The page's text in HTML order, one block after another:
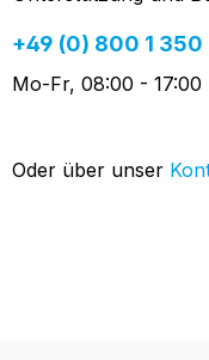
+49 (0) 800 1 350
Mo-Fr, 08:00 - 17:00
Oder über unser